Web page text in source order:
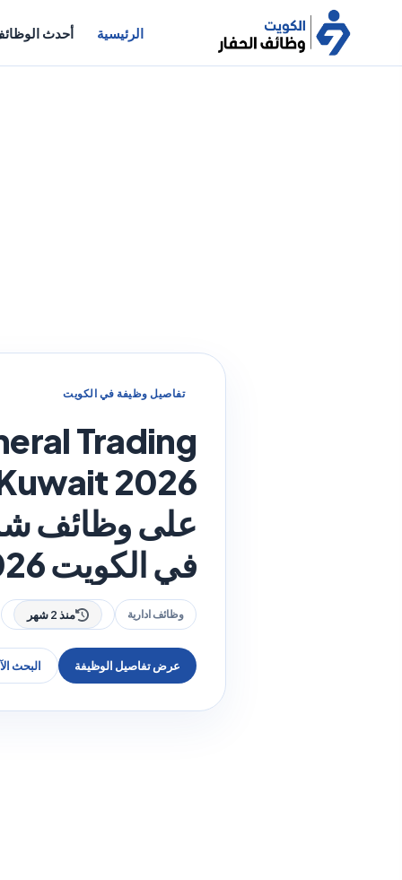
الرئيسية أحدث
تفاصيل وظيفة في الكويت
Trading
على وظائف
في الكويت 2026
وظائف ادارية منذ 2 شهر
عرض تفاصيل الوظيفة البحث